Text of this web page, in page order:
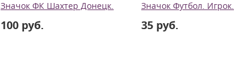
Значок ФК Шахтер Донецк.
100 руб.
Значок Футбол. Игрок.
35 руб.